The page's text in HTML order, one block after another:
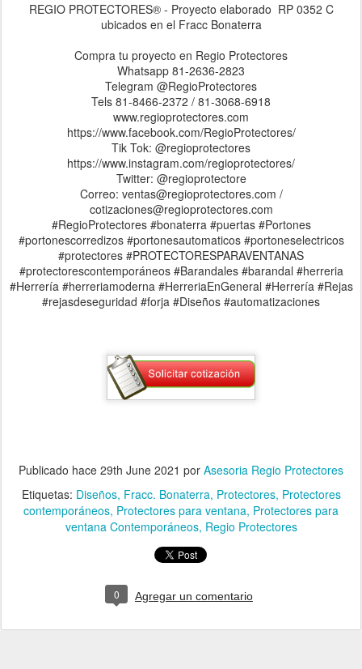
REGIO PROTECTORES® - Proyecto elaborado RP 0352 C
ubicados en el Fracc Bonaterra
Compra tu proyecto en Regio Protectores
Whatsapp 81-2636-2823
Telegram @RegioProtectores
Tels 81-8466-2372 / 81-3068-6918
www.regioprotectores.com
https://www.facebook.com/RegioProtectores/
Tik Tok: @regioprotectores
https://www.instagram.com/regioprotectores/
Twitter: @regioprotectore
Correo: ventas@regioprotectores.com /
cotizaciones@regioprotectores.com
#RegioProtectores #bonaterra #puertas #Portones
#portonescorredizos #portonesautomaticos #portoneselectricos
#protectores #PROTECTORESPARAVENTANAS
#protectorescontemporáneos #Barandales #barandal #herreria
#Herrería #herreriamoderna #HerreriaEnGeneral #Herrería #Rejas
#rejasdeseguridad #forja #Diseños #automatizaciones
Publicado hace 29th June 2021 por Asesoria Regio Protectores
Etiquetas: Diseños Fracc. Bonaterra Protectores Protectores
contemporáneos Protectores para ventana Protectores para
ventana Contemporáneos Regio Protectores
0 Agregar un comentario